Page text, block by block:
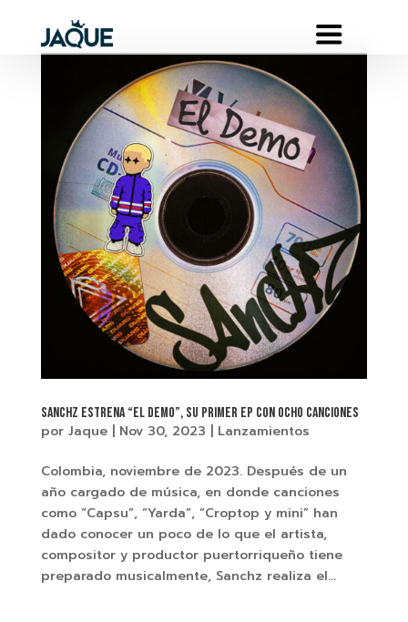
Sanchz estrena “El Demo”, su primer EP con ocho canciones
por Jaque| Nov 30, 2023 Lanzamientos
Colombia, noviembre de 2023. Después de un
año cargado de música, en donde canciones
como “Capsu”, “Yarda”, “Croptop y mini” han
dado conocer un poco de lo que el artista,
compositor y productor puertorriqueño tiene
preparado musicalmente, Sanchz realiza el...